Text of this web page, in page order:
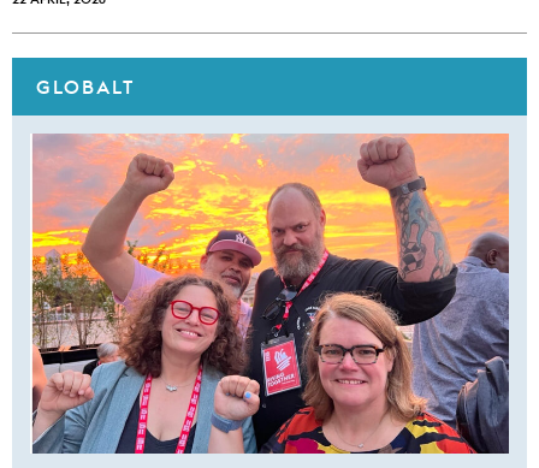
GLOBALT